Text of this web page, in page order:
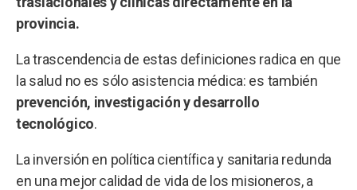
provincia.
La trascendencia de estas definiciones radica en que
la salud no es sólo asistencia médica: es también
prevención, investigación y desarrollo
tecnológico.
La inversión en política científica y sanitaria redunda
en una mejor calidad de vida de los misioneros, a